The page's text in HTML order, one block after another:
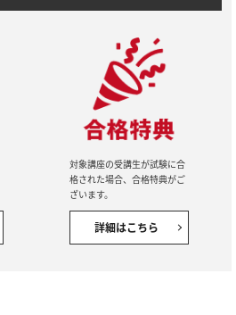
対象講座の受講生が試験に合
格された場合、合格特典がご
ざいます。
詳細はこちら